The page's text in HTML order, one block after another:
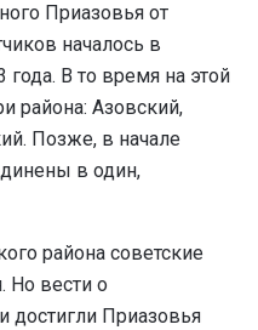
Приазовья от
началось в
В то время на этой
района: Азовский,
Позже, в начале
в один,
района советские
Но вести о
достигли Приазовья